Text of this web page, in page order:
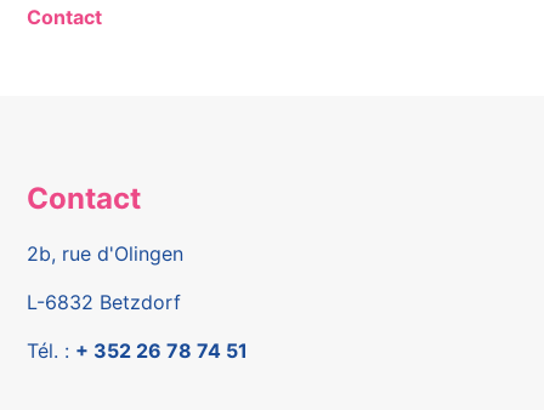
Contact
Contact
2b, rue d'Olingen
L-6832 Betzdorf
Tél. : + 352 26 78 74 51